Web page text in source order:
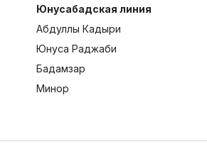
Юнусабадская линия
Абдуллы Кадыри
Юнуса Раджаби
Бадамзар
Минор